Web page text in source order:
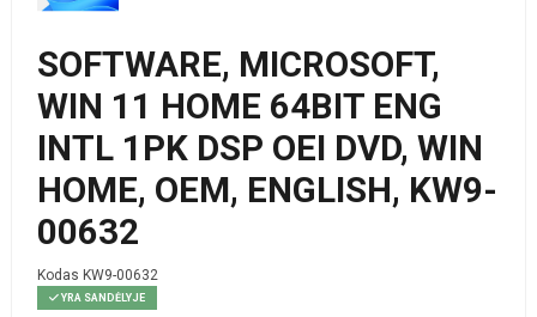
SOFTWARE, MICROSOFT,
WIN 11 HOME 64BIT ENG
INTL 1PK DSP OEI DVD, WIN
HOME, OEM, ENGLISH, KW9-
00632
Kodas KW9-00632
YRA SANDĖLYJE